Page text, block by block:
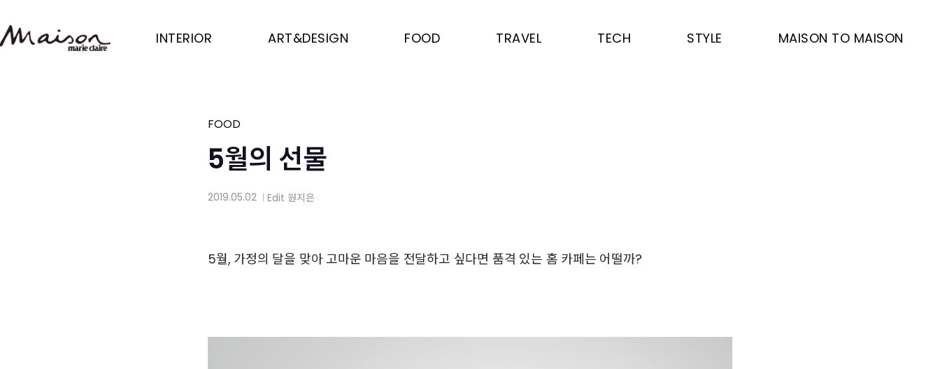
to
main
INTERIOR ART&DESIGN FOOD TRAVEL TECH STYLE MAISON TO MAISON
FOOD
5월의 선물
2019.05.02 Edit 원지은
5월, 가정의 달을 맞아 고마운 마음을 전달하고 싶다면 품격 있는 홈 카페는 어떨까?